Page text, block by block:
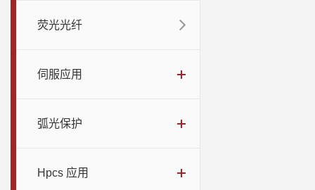
荧光光纤
伺服应用
弧光保护
Hpcs 应用